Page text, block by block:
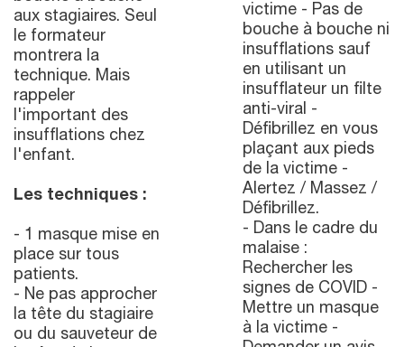
aux stagiaires. Seul
le formateur
montrera la
technique. Mais
rappeler
l'important des
insufflations chez
l'enfant.
Les techniques :
- 1 masque mise en
place sur tous
patients.
- Ne pas approcher
la tête du stagiaire
ou du sauveteur de
victime - Pas de
bouche à bouche ni
insufflations sauf
en utilisant un
insufflateur un filte
anti-viral -
Défibrillez en vous
plaçant aux pieds
de la victime -
Alertez / Massez /
Défibrillez.
- Dans le cadre du
malaise :
Rechercher les
signes de COVID -
Mettre un masque
à la victime -